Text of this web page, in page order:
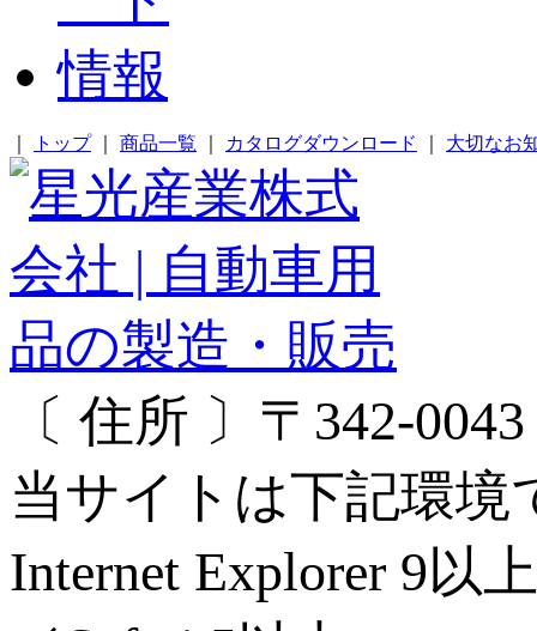
トップ｜ 商品一覧 カタログダウンロード 大切なお
〔 住所 〕〒342-
当サイトは下記環
Internet Explorer 9以